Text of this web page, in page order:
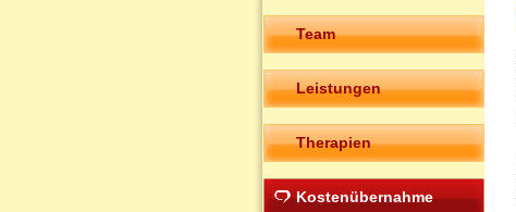
Team
Leistungen
Therapien
Kostenübernahme